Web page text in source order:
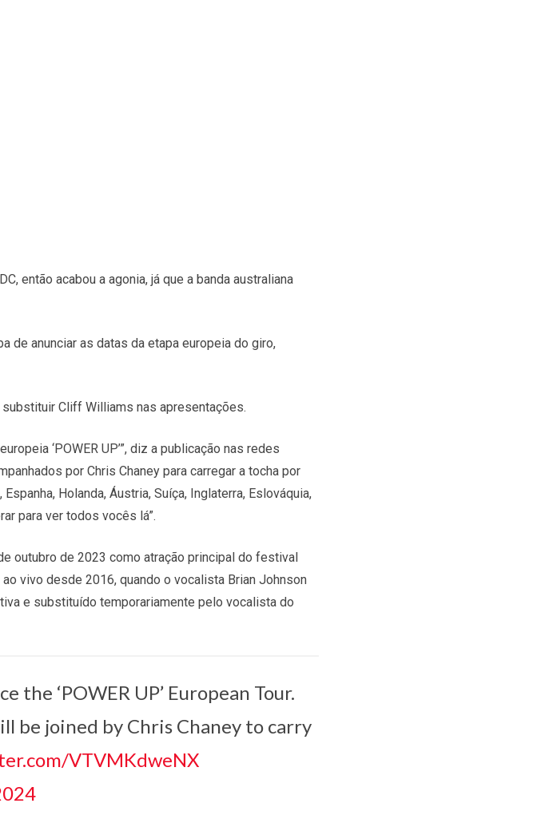
então acabou a agonia, já que a banda australiana
de anunciar as datas da etapa europeia do giro,
Cliff Williams nas apresentações.
‘POWER UP’”, diz a publicação nas redes
por Chris Chaney para carregar a tocha por
Holanda, Áustria, Suíça, Inglaterra, Eslováquia,
para ver todos vocês lá”.
outubro de 2023 como atração principal do festival
vivo desde 2016, quando o vocalista Brian Johnson
e substituído temporariamente pelo vocalista do
‘POWER UP’ European Tour.
be joined by Chris Chaney to carry
VTVMKdweNX